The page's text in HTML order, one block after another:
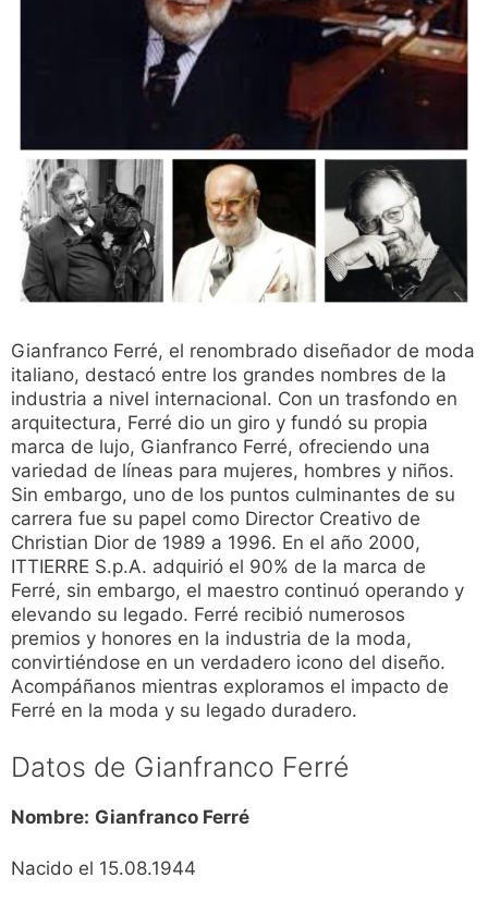
Gianfranco Ferré, el renombrado diseñador de moda
italiano, destacó entre los grandes nombres de la
industria a nivel internacional. Con un trasfondo en
arquitectura, Ferré dio un giro y fundó su propia
marca de lujo, Gianfranco Ferré, ofreciendo una
variedad de líneas para mujeres, hombres y niños.
Sin embargo, uno de los puntos culminantes de su
carrera fue su papel como Director Creativo de
Christian Dior de 1989 a 1996. En el año 2000,
ITTIERRE S.p.A. adquirió el 90% de la marca de
Ferré, sin embargo, el maestro continuó operando y
elevando su legado. Ferré recibió numerosos
premios y honores en la industria de la moda,
convirtiéndose en un verdadero icono del diseño.
Acompáñanos mientras exploramos el impacto de
Ferré en la moda y su legado duradero.
Datos de Gianfranco Ferré
Nombre: Gianfranco Ferré
Nacido el 15.08.1944